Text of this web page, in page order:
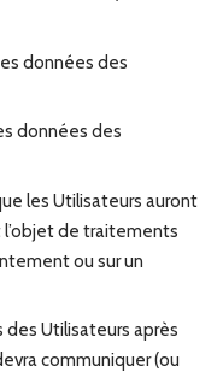
données des
données des
les Utilisateurs auront
de traitements
ou sur un
Utilisateurs après
communiquer (ou